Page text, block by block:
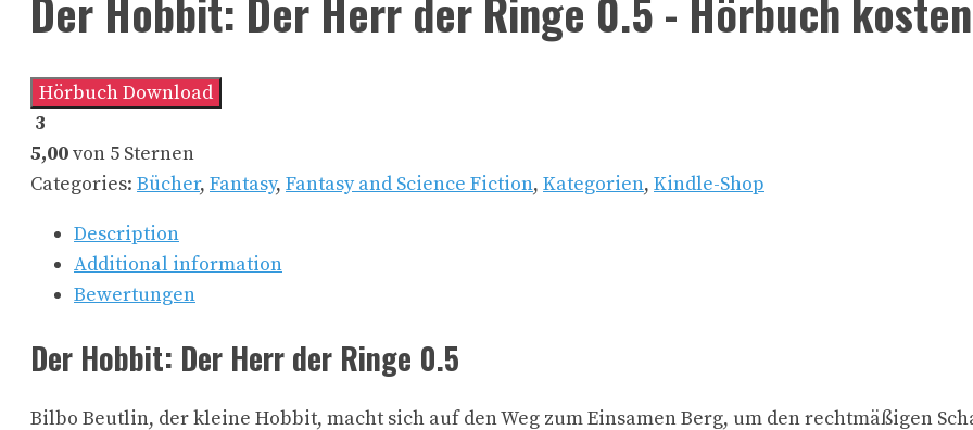
Der Hobbit: Der Herr der Ringe 0.5 - Hörbuch
Hörbuch Download
3
5,00von 5 Sternen
Categories: Bücher, Fantasy, Fantasy and Science Fiction, Kategorien, Kindle-Shop
Description
Additional information
Bewertungen
Der Hobbit: Der Herr der Ringe 0.5
Bilbo Beutlin, der kleine Hobbit, macht sich auf den Weg zum Einsamen Berg, um den rechtmäßigen